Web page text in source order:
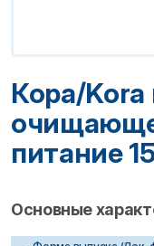
Кора/
питание
Основные